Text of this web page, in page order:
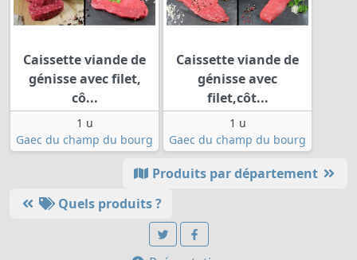
Caissette viande de
génisse avec filet,
cô...
1 u
Gaec du champ du bourg
Caissette viande de
génisse avec
filet,côt...
1 u
Gaec du champ du bourg
Produits par département
Quels produits ?